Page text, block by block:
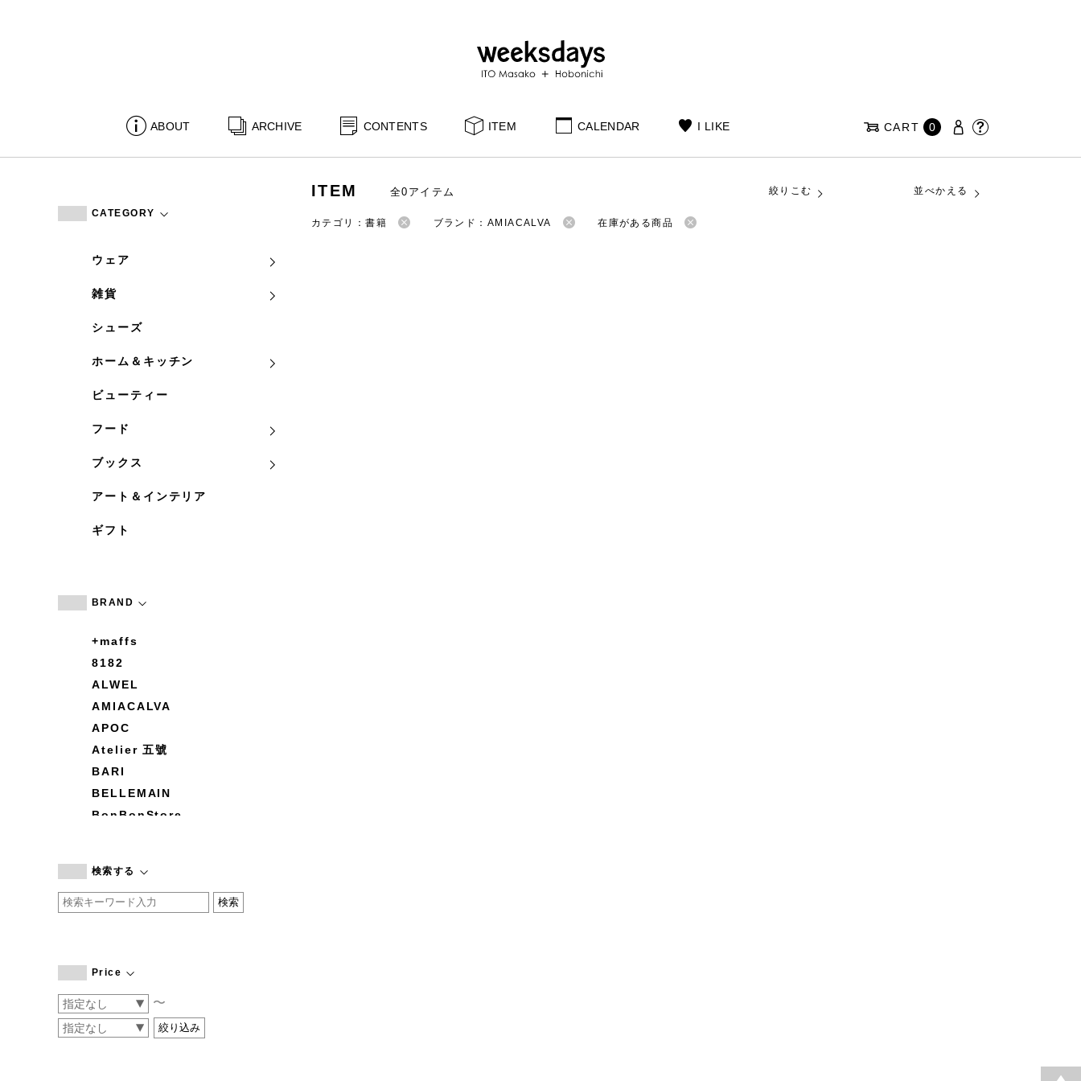
ABOUT ARCHIVE CONTENTS ITEM CALENDAR I LIKE CART 0
CATEGORY
ウェア
雑貨
シューズ
ホーム＆キッチン
ビューティー
フード
ブックス
アート＆インテリア
ギフト
BRAND
+maffs
8182
ALWEL
AMIACALVA
APOC
Atelier 五號
BARI
BELLEMAIN
BonBonStore
by basics
CATWORTH
COGTHEBIGSMOKE
CONVERSE
DEAN & DELUCA
検索する
Price
〜
ITEM 全0アイテム 絞りこむ 並べかえる
カテゴリ：書籍 ブランド：AMIACALVA 在庫がある商品